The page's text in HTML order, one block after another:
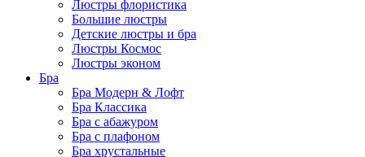
Люстры флористика
Большие люстры
Детские люстры и бра
Люстры Космос
Люстры эконом
Бра
Бра Модерн & Лофт
Бра Классика
Бра с абажуром
Бра с плафоном
Бра хрустальные